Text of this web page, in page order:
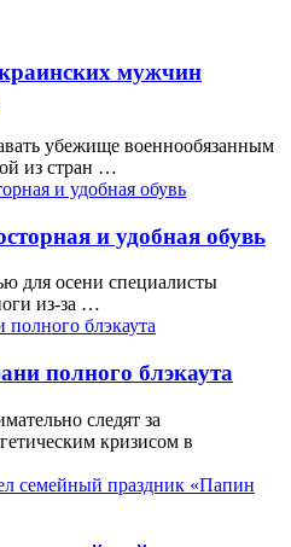
мужчин
убежище военнообязанным
из стран …
и удобная обувь
для осени специалисты
из-за …
полного блэкаута
следят за
кризисом в